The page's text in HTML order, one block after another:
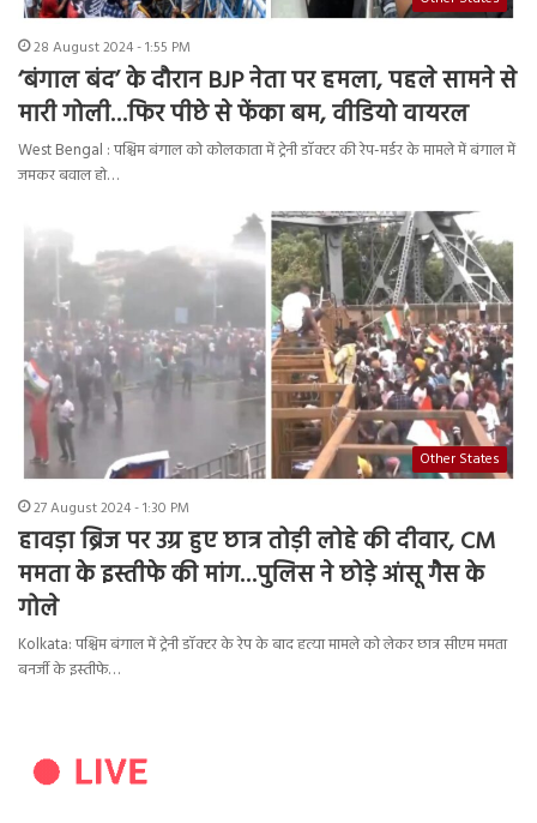
28 August 2024 - 1:55 PM
‘बंगाल बंद’ के दौरान BJP नेता पर हमला, पहले सामने से
मारी गोली…फिर पीछे से फेंका बम, वीडियो वायरल
West Bengal : पश्चिम बंगाल को कोलकाता में ट्रेनी डॉक्टर की रेप-मर्डर के मामले में बंगाल में
जमकर बवाल हो…
Other States
27 August 2024 - 1:30 PM
हावड़ा ब्रिज पर उग्र हुए छात्र तोड़ी लोहे की दीवार, CM
ममता के इस्तीफे की मांग…पुलिस ने छोड़े आंसू गैस के
गोले
Kolkata: पश्चिम बंगाल में ट्रेनी डॉक्टर के रेप के बाद हत्या मामले को लेकर छात्र सीएम ममता
बनर्जी के इस्तीफे…